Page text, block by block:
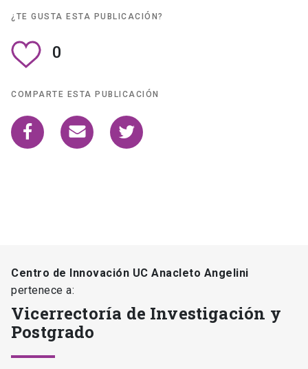
¿TE GUSTA ESTA PUBLICACIÓN?
0
COMPARTE ESTA PUBLICACIÓN
Centro de Innovación UC Anacleto Angelini
pertenece a:
Vicerrectoría de Investigación y
Postgrado